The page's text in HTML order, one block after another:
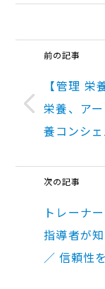
前の記事
【管理
栄養、ア
養コンシ
次の記事
トレーナ
指導者が
／ 信頼性